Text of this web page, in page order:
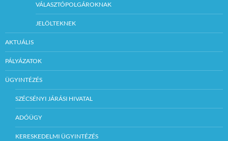
VÁLASZTÓPOLGÁROKNAK
JELÖLTEKNEK
AKTUÁLIS
PÁLYÁZATOK
ÜGYINTÉZÉS
SZÉCSÉNYI JÁRÁSI HIVATAL
ADÓÜGY
KERESKEDELMI ÜGYINTÉZÉS